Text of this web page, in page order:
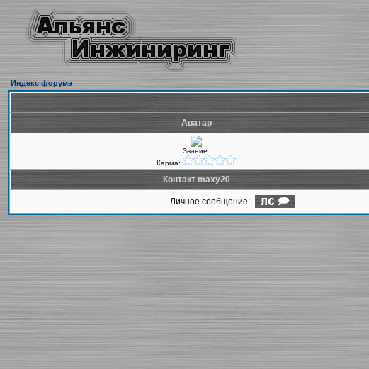
Индекс форума
Аватар
Звание:
Карма:
Контакт maxy20
Личное сообщение: